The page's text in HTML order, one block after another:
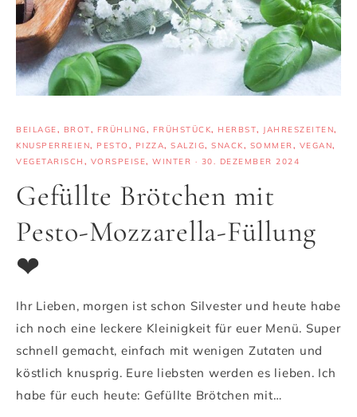
BEILAGE, BROT, FRÜHLING, FRÜHSTÜCK, HERBST, JAHRESZEITEN,
KNUSPERREIEN, PESTO , PIZZA, SALZIG, SNACK, SOMMER, VEGAN,
VEGETARISCH , VORSPEISE, WINTER · 30. DEZEMBER 2024
Gefüllte Brötchen mit
Pesto-Mozzarella-Füllung
❤
Ihr Lieben, morgen ist schon Silvester und heute habe
ich noch eine leckere Kleinigkeit für euer Menü. Super
schnell gemacht, einfach mit wenigen Zutaten und
köstlich knusprig. Eure liebsten werden es lieben. Ich
habe für euch heute: Gefüllte Brötchen mit…